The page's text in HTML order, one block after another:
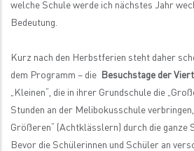
welche Schule werde ich nächstes Jahr
Bedeutung.
Kurz nach den Herbstferien steht daher
dem Programm – die
Besuchstage der
„Kleinen“, die in ihrer Grundschule die
Stunden an der Melibokusschule
Größeren“ (Achtklässlern) durch die ganze
Bevor die Schülerinnen und Schüler an